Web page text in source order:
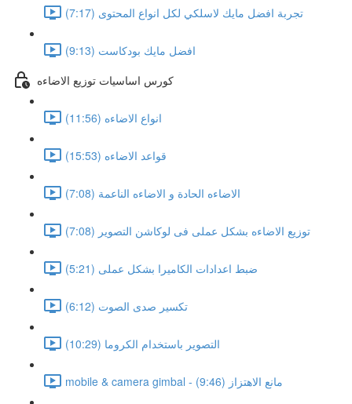
تجربة افضل مايك لاسلكي لكل انواع المحتوى (7:17)
افضل مايك بودكاست (9:13)
كورس اساسيات توزيع الاضاءه
انواع الاضاءه (11:56)
قواعد الاضاءه (15:53)
الاضاءه الحادة و الاضاءه الناعمة (7:08)
توزيع الاضاءه بشكل عملى فى لوكاشن التصوير (7:08)
ضبط اعدادات الكاميرا بشكل عملى (5:21)
تكسير صدى الصوت (6:12)
التصوير باستخدام الكروما (10:29)
mobile & camera gimbal - مانع الاهتزاز (9:46)